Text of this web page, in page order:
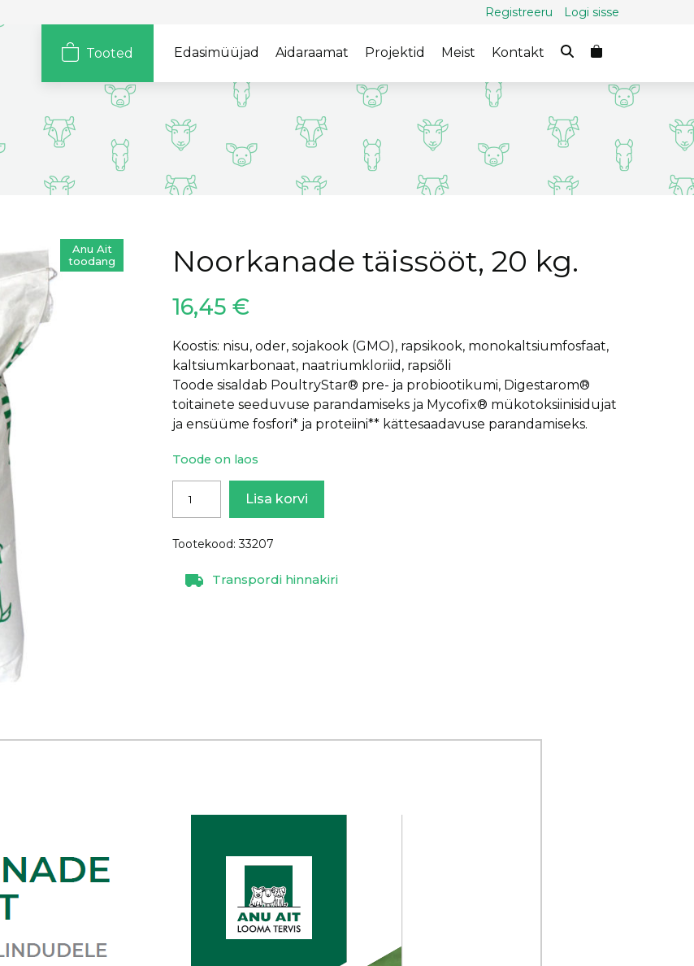
Registreeru Logi sisse
Tooted
Sigadele
Lihaveistele
Piimakarjale
Lammastele
Vasikatele
Hobustele
Tootegrupid
Hügieen ja
ohutus
Mahe
Edasimüüjad Aidaraamat Projektid Meist Kontakt
Anu Ait
toodang
Noorkanade täissööt, 20 kg.
16,45 €
Koostis: nisu, oder, sojakook (GMO), rapsikook, monokaltsiumfosfaat,
kaltsiumkarbonaat, naatriumkloriid, rapsiõli
Toode sisaldab PoultryStar® pre- ja probiootikumi, Digestarom®
toitainete seeduvuse parandamiseks ja Mycofix® mükotoksiinisidujat
ja ensüüme fosfori* ja proteiini** kättesaadavuse parandamiseks.
Toode on laos
täissööt,
kg.
Lisa korvi
Tootekood:33207
Transpordi hinnakiri